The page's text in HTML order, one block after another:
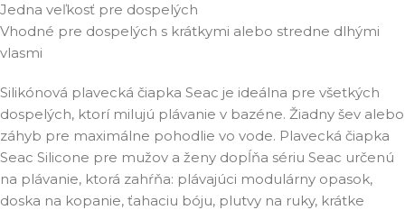
Jedna veľkosť pre dospelých
Vhodné pre dospelých s krátkymi alebo stredne dlhými
vlasmi
Silikónová plavecká čiapka Seac je ideálna pre všetkých
dospelých, ktorí milujú plávanie v bazéne. Žiadny šev alebo
záhyb pre maximálne pohodlie vo vode. Plavecká čiapka
Seac Silicone pre mužov a ženy dopĺňa sériu Seac určenú
na plávanie, ktorá zahŕňa: plávajúci modulárny opasok,
doska na kopanie, ťahaciu bóju, plutvy na ruky, krátke